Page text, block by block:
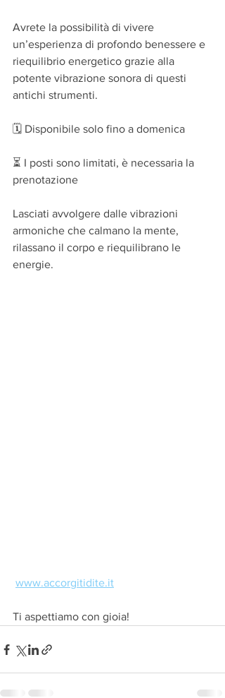
Avrete la possibilità di vivere
un’esperienza di profondo benessere e
riequilibrio energetico grazie alla
potente vibrazione sonora di questi
antichi strumenti.
🗓 Disponibile solo fino a domenica
⏳ I posti sono limitati, è necessaria la
prenotazione
Lasciati avvolgere dalle vibrazioni
armoniche che calmano la mente,
rilassano il corpo e riequilibrano le
energie.
www.accorgitidite.it
Ti aspettiamo con gioia!